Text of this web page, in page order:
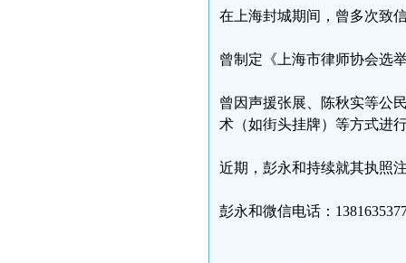
在上海封城期间，曾多次致
曾制定《上海市律师协会选
曾因声援张展、陈秋实等公
术（如街头挂牌）等方式进
近期，彭永和持续就其执照
彭永和微信电话：